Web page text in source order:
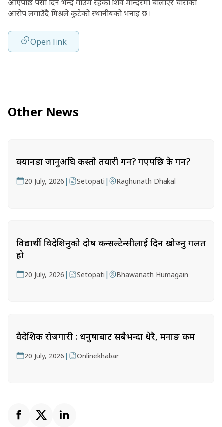
आएपछि पैसा दिने भन्दै गाउँमै रहेको शिव मन्दिरमा बोलाएर चोरीको
आरोप लगाउँदै मिश्रले कुटेको स्थानीयको भनाइ छ।
Open link
Other News
क्यानडा जानुअघि कस्तो तयारी गर्ने? गएपछि के गर्ने?
20 July, 2026 | Setopati | Raghunath Dhakal
विद्यार्थी विदेशिनुको दोष कन्सल्टेन्सीलाई दिन खोज्नु गलत
हो
20 July, 2026 | Setopati | Bhawanath Humagain
वैदेशिक रोजगारी : धनुषाबाट सबैभन्दा धेरै, मनाङ कम
20 July, 2026 | Onlinekhabar